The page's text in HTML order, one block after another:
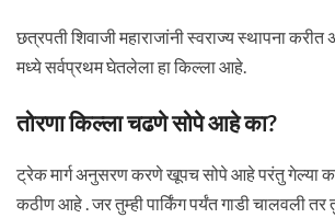
छत्रपती शिवाजी महाराजांनी स्वराज्य स्थापना
मध्ये सर्वप्रथम घेतलेला हा किल्ला आहे.
तोरणा किल्ला चढणे सोपे आहे का?
ट्रेक मार्ग अनुसरण करणे खूपच सोपे आहे परंतु गेल्या
कठीण आहे . जर तुम्ही पार्किंग पर्यंत गाडी चालवली